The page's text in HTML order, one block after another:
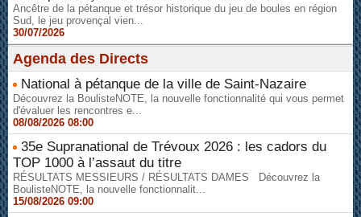
Ancêtre de la pétanque et trésor historique du jeu de boules en région
Sud, le jeu provençal vien...
30/07/2026
Agenda des Directs
National à pétanque de la ville de Saint-Nazaire
Découvrez la BoulisteNOTE, la nouvelle fonctionnalité qui vous permet
d'évaluer les rencontres e...
08/08/2026 08:00
35e Supranational de Trévoux 2026 : les cadors du
TOP 1000 à l’assaut du titre
RÉSULTATS MESSIEURS / RÉSULTATS DAMES Découvrez la
BoulisteNOTE, la nouvelle fonctionnalit...
15/08/2026 09:00